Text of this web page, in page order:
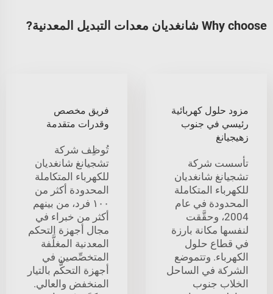
Why choose شانغديان معدات التبديل المعدنية?
مزود حلول كهربائية
رئيسي في جنوب
زهيجيانغ
تأسست شركة
تشجيانغ شانغديان
للكهرباء المتكاملة
المحدودة في عام
2004، وحقَّقت
لنفسها مكانة بارزة
في قطاع حلول
الكهرباء. وتتموضع
الشركة في الساحل
الخلاب جنوب
فريق مخصص
وقدرات متقدمة
تُوظِف شركة
تشجيانغ شانغديان
للكهرباء المتكاملة
المحدودة أكثر من
١٠٠ فرد، من بينهم
أكثر من خبراء في
مجال أجهزة التحكم
المعدنية المغلَّفة
المتخصِّصين في
أجهزة التحكُّم بالتيار
المنخفض والعالي.